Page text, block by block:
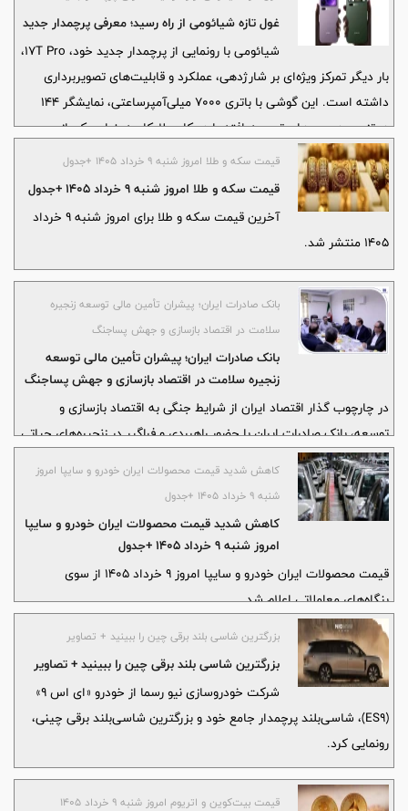
غول تازه شیائومی از راه رسید؛ معرفی پرچمدار جدید
شیائومی با رونمایی از پرچمدار جدید خود، 17T Pro،
بار دیگر تمرکز ویژه‌ای بر شارژدهی، عملکرد و قابلیت‌های تصویربرداری
داشته است. این گوشی با باتری ۷۰۰۰ میلی‌آمپرساعتی، نمایشگر ۱۴۴
هرتزی و دوربین‌های توسعه‌یافته با همکاری لایکا، به‌عنوان یکی از
قدرتمندترین محصولات این شرکت در سال ۲۰۲۶ معرفی شده است.
قیمت سکه و طلا امروز شنبه ۹ خرداد ۱۴۰۵ +جدول
قیمت سکه و طلا امروز شنبه ۹ خرداد ۱۴۰۵ +جدول
آخرین قیمت سکه و طلا برای امروز شنبه ۹ خرداد
۱۴۰۵ منتشر شد.
بانک صادرات ایران؛ پیشران تأمین مالی توسعه زنجیره
سلامت در اقتصاد بازسازی و جهش پساجنگ
بانک صادرات ایران؛ پیشران تأمین مالی توسعه
زنجیره سلامت در اقتصاد بازسازی و جهش پساجنگ
در چارچوب گذار اقتصاد ایران از شرایط جنگی به اقتصاد بازسازی و
توسعه، بانک صادرات ایران با حضور راهبردی و فراگیر در زنجیره‌های حیاتی
کشور، نقش خود را به عنوان موتور محرک تأمین مالی ایران تثبیت می‌کند
کاهش شدید قیمت محصولات ایران خودرو و سایپا امروز
شنبه ۹ خرداد ۱۴۰۵ +جدول
کاهش شدید قیمت محصولات ایران خودرو و سایپا
امروز شنبه ۹ خرداد ۱۴۰۵ +جدول
قیمت محصولات ایران خودرو و سایپا امروز ۹ خرداد ۱۴۰۵ از سوی
بنگاه‌های معاملاتی اعلام شد.
بزرگترین شاسی بلند برقی چین را ببینید + تصاویر
بزرگترین شاسی بلند برقی چین را ببینید + تصاویر
شرکت خودروسازی نیو رسما از خودرو «ای اس ۹»
(ES۹)، شاسی‌بلند پرچمدار جامع خود و بزرگترین شاسی‌بلند برقی چینی،
رونمایی کرد.
قیمت بیت‌کوین و اتریوم امروز شنبه ۹ خرداد ۱۴۰۵